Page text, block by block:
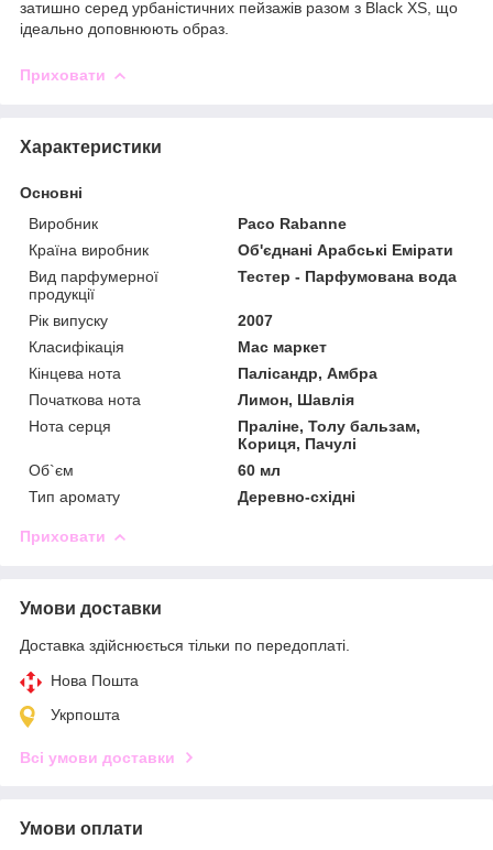
затишно серед урбаністичних пейзажів разом з Black XS, що
ідеально доповнюють образ.
Приховати
Характеристики
Основні
Виробник
Paco Rabanne
Країна виробник
Об'єднані Арабські Емірати
Вид парфумерної
продукції
Тестер - Парфумована вода
Рік випуску
2007
Класифікація
Мас маркет
Кінцева нота
Палісандр, Амбра
Початкова нота
Лимон, Шавлія
Нота серця
Праліне, Толу бальзам,
Кориця, Пачулі
Об`єм
60 мл
Тип аромату
Деревно-східні
Приховати
Умови доставки
Доставка здійснюється тільки по передоплаті.
Нова Пошта
Укрпошта
Всі умови доставки
Умови оплати